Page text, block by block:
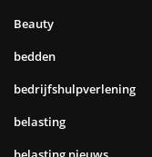
Beauty
bedden
bedrijfshulpverlening
belasting